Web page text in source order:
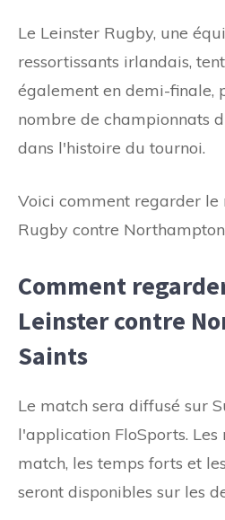
Le Leinster Rugby, une
ressortissants irlandais,
également en demi-finale,
nombre de championnats
dans l'histoire du tournoi.
Voici comment regarder le
Rugby contre
Comment
Leinster contre
Saints
Le match sera diffusé sur
l'application FloSports. Les
match, les temps forts et
seront disponibles sur les